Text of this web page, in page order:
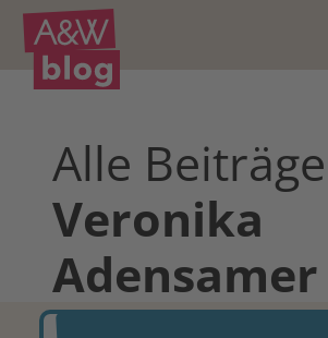
Alle
Veronika
Adensamer